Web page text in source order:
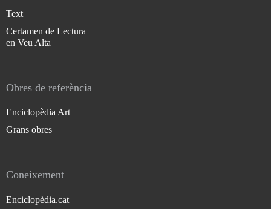
Text
Certamen de Lectura
en Veu Alta
Obres de referència
Enciclopèdia Art
Grans obres
Coneixement
Enciclopèdia.cat